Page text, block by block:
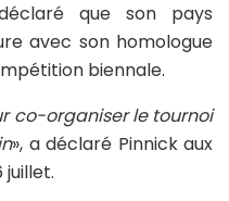
que son pays
avec son homologue
biennale.
co-organiser le tournoi
», a déclaré Pinnick aux
juillet.